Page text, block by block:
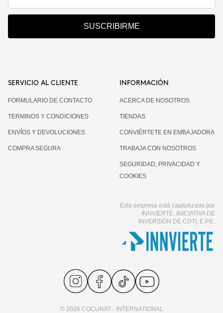
SUSCRIBIRME
SERVICIO AL CLIENTE
FORMULARIO DE CONTACTO
TERMINOS Y CONDICIONES
ENVÍOS Y DEVOLUCIONES
COMPRA SEGURA
INFORMACIÓN
ACERCA DE NOSOTROS
TIENDAS
CONVIÉRTETE EN EMBAJADORA
TRABAJA CON NOSOTROS
SEGURIDAD, PRIVACIDAD Y
COOKIES
Esta empresa está capitalizada por
INNVIERTE, INICIATIVA DE
INVERSIÓN DE CDTI, E.P.E.
© 2026 COCUNAT - INTERNATIONAL